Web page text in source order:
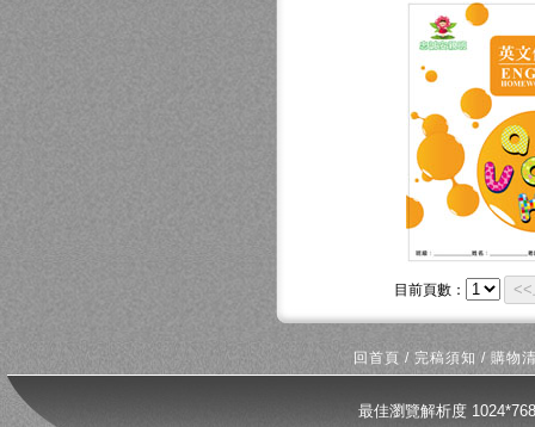
目前頁數： <<
回首頁 /完稿須知 /購物
最佳瀏覽解析度